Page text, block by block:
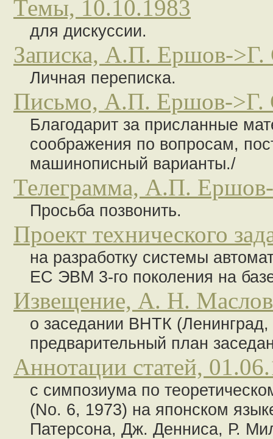
Темы, 10.10.1983
для дискуссии.
Записка, А.П. Ершов-
Личная переписка.
Письмо, А.П. Ершов->Г.
Благодарит за присланные
соображения по вопросам,
машинописный варианты./
Телеграмма, А.П.
Просьба позвонить.
Проект технического
на разработку системы
ЕС ЭВМ 3-го поколения на
Извещение, А. Н.
о заседании ВНТК
предварительный план
Аннотации статей,
с cимпозиума по
(No. 6, 1973) на японском
Патерсона, Дж. Денниса, Р.